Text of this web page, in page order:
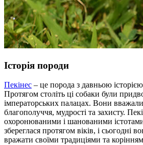
Історія породи
Пекінес – це порода з давньою
Протягом століть ці собаки були
імператорських палацах. Вони
благополуччя, мудрості та захисту.
охоронюваними і шанованими
збереглася протягом віків, і сьогодні
вражати своїми традиціями та